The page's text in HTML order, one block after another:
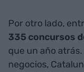
Por otro lado,
335 concursos
que un año
negocios,